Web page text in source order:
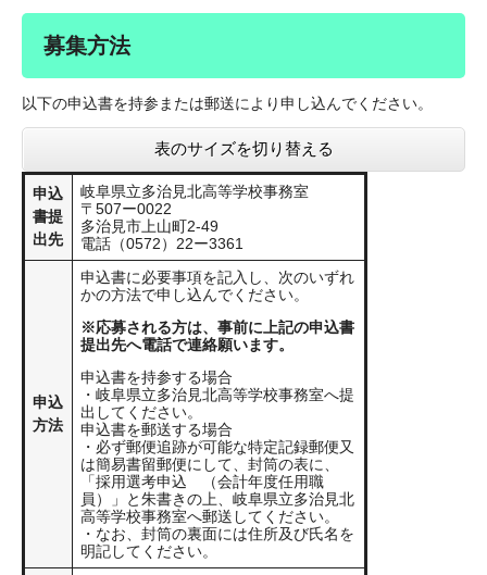
募集方法
以下の申込書を持参または郵送により申し込んでください。
表のサイズを切り替える
申込
書提
出先
岐阜県立多治見北高等学校事務室
〒507ー0022
多治見市上山町2-49
電話（0572）22ー3361
申込
方法
申込書に必要事項を記入し、次のいずれ
かの方法で申し込んでください。
※応募される方は、事前に上記の申込書
提出先へ電話で連絡願います。
申込書を持参する場合
・岐阜県立多治見北高等学校事務室へ提
出してください。
申込書を郵送する場合
・必ず郵便追跡が可能な特定記録郵便又
は簡易書留郵便にして、封筒の表に、
「採用選考申込 （会計年度任用職
員）」と朱書きの上、岐阜県立多治見北
高等学校事務室へ郵送してください。
・なお、封筒の裏面には住所及び氏名を
明記してください。